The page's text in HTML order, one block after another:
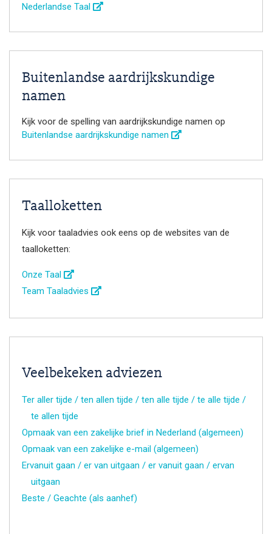
Nederlandse Taal
Buitenlandse aardrijkskundige
namen
Kijk voor de spelling van aardrijkskundige namen op
Buitenlandse aardrijkskundige namen
Taalloketten
Kijk voor taaladvies ook eens op de websites van de
taalloketten:
Onze Taal
Team Taaladvies
Veelbekeken adviezen
Ter aller tijde / ten allen tijde / ten alle tijde / te alle tijde /
te allen tijde
Opmaak van een zakelijke brief in Nederland (algemeen)
Opmaak van een zakelijke e-mail (algemeen)
Ervanuit gaan / er van uitgaan / er vanuit gaan / ervan
uitgaan
Beste / Geachte (als aanhef)